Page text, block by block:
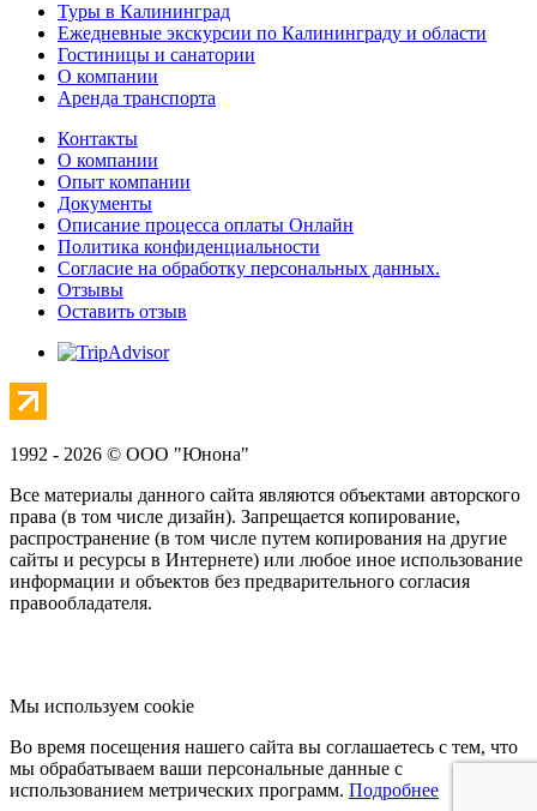
Туры в Калининград
Ежедневные экскурсии по Калининграду и области
Гостиницы и санатории
О компании
Аренда транспорта
Контакты
О компании
Опыт компании
Документы
Описание процесса оплаты Онлайн
Политика конфиденциальности
Согласие на обработку персональных данных.
Отзывы
Оставить отзыв
1992 - 2026 © ООО "Юнона"
Все материалы данного сайта являются объектами авторского
права (в том числе дизайн). Запрещается копирование,
распространение (в том числе путем копирования на другие
сайты и ресурсы в Интернете) или любое иное использование
информации и объектов без предварительного согласия
правообладателя.
Мы используем cookie
Во время посещения нашего сайта вы соглашаетесь с тем, что
мы обрабатываем ваши персональные данные с
использованием метрических программ. Подробнее